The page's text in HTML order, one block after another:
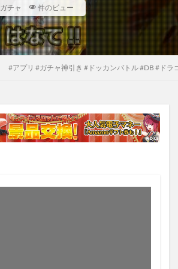
ガチャ 件のビュー
#アプリ #ガチャ神引き #ドッカンバトル #DB #ドラ